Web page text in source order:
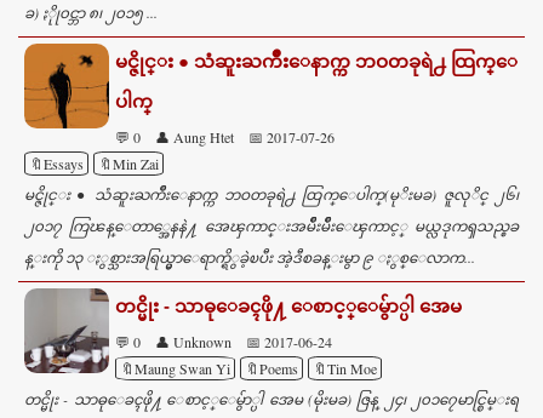
ခ) ႏိုု၀င္ဘာ ၈၊ ၂၀၁၅ ...
မင္ဇိုင္း ● သံဆူးႀကိဳးေနာက္က ဘဝတခုရဲ႕ ထြက္ေ
ပါက္
💬 0 👤 Aung Htet
📅 2017-07-26
🔖Essays
🔖Min Zai
မင္ဇိုင္း ● သံဆူးႀကိဳးေနာက္က ဘဝတခုရဲ႕ ထြက္ေပါက္(မုိးမခ) ဇူလုိင္ ၂၆၊
၂၀၁၇ ကြၽန္ေတာ္အေနနဲ႔ အေၾကာင္းအမ်ိဳးမ်ိဳးေၾကာင့္ မယ္လဒုကၡသည္စခ
န္းကို ၁၃ ႏွစ္သားအရြယ္မွာေရာက္ရိွခဲ့ၿပီး အဲ့ဒီစခန္းမွာ ၉ ႏွစ္ေလာက...
တင္မိုး - သာဓုေခၚဖို႔ ေစာင့္ေမွ်ာ္ပါ အေမ
💬 0 👤 Unknown
📅 2017-06-24
🔖Maung Swan Yi
🔖Poems
🔖Tin Moe
တင္မိုး - သာဓုေခၚဖို႔ ေစာင့္ေမွ်ာ္ပါ အေမ (မိုးမခ) ဇြန္ ၂၄၊ ၂၀၁၇ေမာင္စြမ္းရ